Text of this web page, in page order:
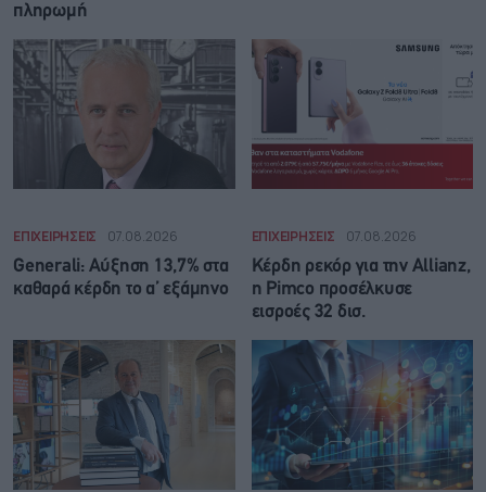
πληρωμή
ΕΠΙΧΕΙΡΗΣΕΙΣ 07.08.2026
Generali: Αύξηση 13,7% στα
καθαρά κέρδη το α’ εξάμηνο
ΕΠΙΧΕΙΡΗΣΕΙΣ 07.08.2026
Κέρδη ρεκόρ για την Allianz,
η Pimco προσέλκυσε
εισροές 32 δισ.